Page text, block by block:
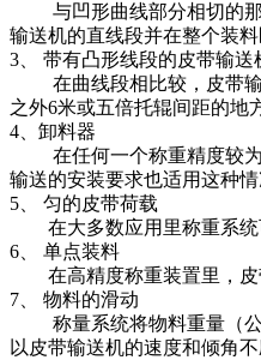
与凹形曲线部分相切的那
输送机的直线段并在整个装
3、 带有凸形线段的皮带输送
在曲线段相比较，皮带输
之外6米或五倍托辊间距的地
4、卸料器
在任何一个称重精度较为
输送的安装要求也适用这种
5、 匀的皮带荷载
在大多数应用里称重系统可
6、 单点装料
在高精度称重装置里，皮
7、 物料的滑动
称量系统将物料重量（公
以皮带输送机的速度和倾角